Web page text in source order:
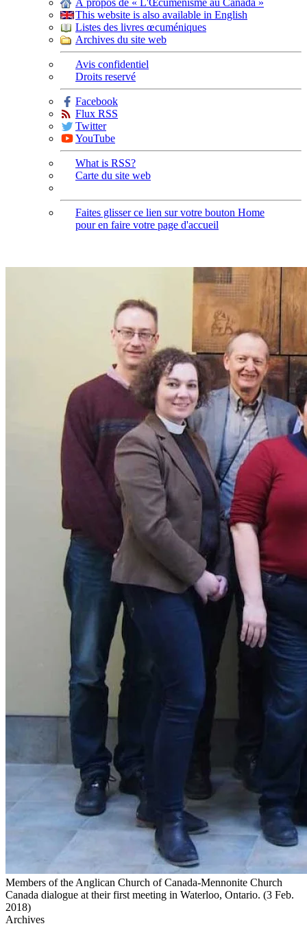
À propos de « L'Œcuménisme au Canada »
This website is also available in English
Listes des livres œcuméniques
Archives du site web
Avis confidentiel
Droits reservé
Facebook
Flux RSS
Twitter
YouTube
What is RSS?
Carte du site web
Faites glisser ce lien sur votre bouton Home
pour en faire votre page d'accueil
Members of the Anglican Church of Canada-Mennonite Church
Canada dialogue at their first meeting in Waterloo, Ontario. (3 Feb.
2018)
Archives